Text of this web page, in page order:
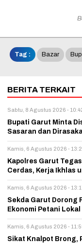
Tag : Bazar
BERITA TERKAIT
Sabtu, 8 Agustus 2026 -
Bupati Garut Minta
Sasaran dan
Kamis, 6 Agustus 2026 -
Kapolres Garut
Cerdas, Kerja Ikhlas
Kamis, 6 Agustus 2026 -
Sekda Garut Dorong
Ekonomi Petani Lokal
Kamis, 6 Agustus 2026 -
Sikat Knalpot Brong,